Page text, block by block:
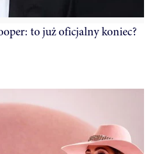
to już oficjalny koniec?